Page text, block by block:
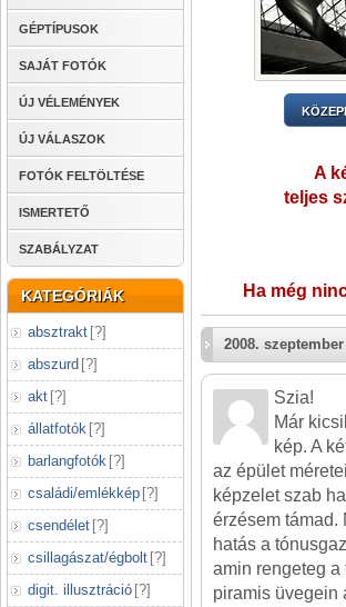
GÉPTÍPUSOK
SAJÁT FOTÓK
ÚJ VÉLEMÉNYEK
ÚJ VÁLASZOK
FOTÓK FELTÖLTÉSE
ISMERTETŐ
SZABÁLYZAT
KATEGÓRIÁK
absztrakt [?]
abszurd [?]
akt [?]
állatfotók [?]
barlangfotók [?]
családi/emlékkép [?]
csendélet [?]
csillagászat/égbolt [?]
digit. illusztráció [?]
A
teljes
Ha még
2008. szeptember
Szia!
Már
kép. A
az épület
képzelet szab
érzésem támad.
hatás a
amin rengeteg
piramis üvegein